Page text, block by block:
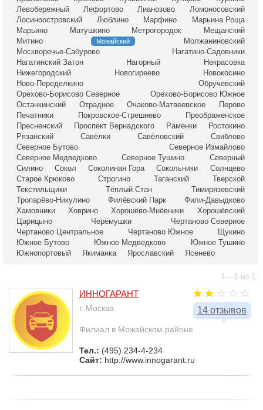
Левобережный
Лефортово Лианозово
Ломоносовский
Лосиноостровский
Люблино Марфино
Марьина Роща
Марьино
Матушкино Метрогородок
Мещанский
Митино
Можайский
Молжаниновский
Москворечье-Сабурово
Нагатино-Садовники
Нагатинский Затон
Нагорный
Некрасовка
Нижегородский
Новогиреево
Новокосино
Ново-Переделкино
Обручевский
Орехово-Борисово Северное
Орехово-Борисово Южное
Останкинский
Отрадное Очаково-Матвеевское
Перово
Печатники
Покровское-Стрешнево
Преображенское
Пресненский
Проспект Вернадского Раменки
Ростокино
Рязанский
Савёлки Савёловский
Свиблово
Северное Бутово
Северное Измайлово
Северное Медведково
Северное Тушино
Северный
Силино
Сокол Соколиная Гора Сокольники
Солнцево
Старое Крюково
Строгино Таганский
Тверской
Текстильщики
Тёплый Стан
Тимирязевский
Тропарёво-Никулино
Филёвский Парк
Фили-Давыдково
Хамовники
Ховрино Хорошёво-Мнёвники
Хорошёвский
Царицыно
Черёмушки
Чертаново Северное
Чертаново Центральное
Чертаново Южное
Щукино
Южное Бутово
Южное Медведково
Южное Тушино
Южнопортовый
Якиманка Ярославский Ясенево
1—1 из 1.
14 отзывов
ИННОГАРАНТ
г. Москва
Филиал в Можайском районе
Тел.: (495) 234-4-234
Сайт: http://www.innogarant.ru